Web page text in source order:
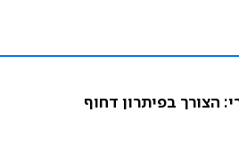
הצורך בפיתרון דחוף